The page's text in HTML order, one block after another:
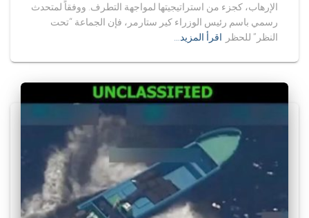
الإرهاب، كجزء من استراتيجيتها لمواجهة التطرف. ووفقاً لمتحدث
رسمي باسم رئيس الوزراء كير ستارمر، فإن الجماعة “تحت
النظر” للحظر
اقرأ المزيد…